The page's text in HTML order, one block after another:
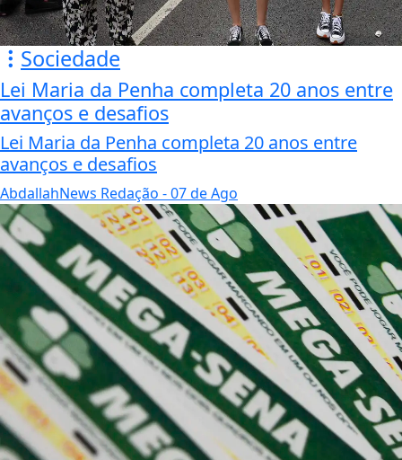
Sociedade
Lei Maria da Penha completa 20 anos entre
avanços e desafios
Lei Maria da Penha completa 20 anos entre
avanços e desafios
AbdallahNews Redação- 07 de Ago